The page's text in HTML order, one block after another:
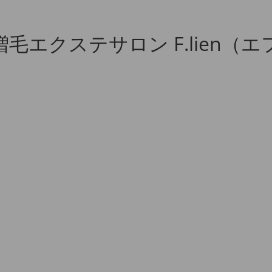
毛エクステサロン F.lien（エ